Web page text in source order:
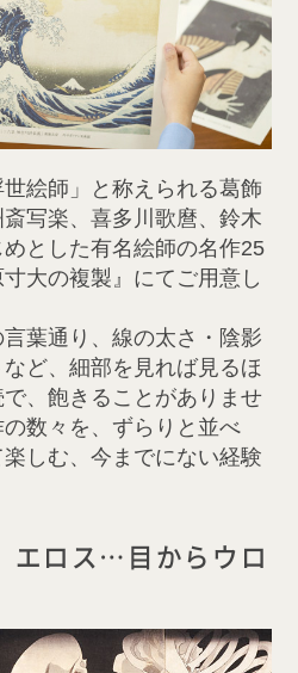
絵師」と称えられる葛飾
写楽、喜多川歌麿、鈴木
とした有名絵師の名作25
大の複製』にてご用意し
言葉通り、線の太さ・陰影
ど、細部を見れば見るほ
、飽きることがありませ
数々を、ずらりと並べ
しむ、今までにない経験
エロス…目からウロ